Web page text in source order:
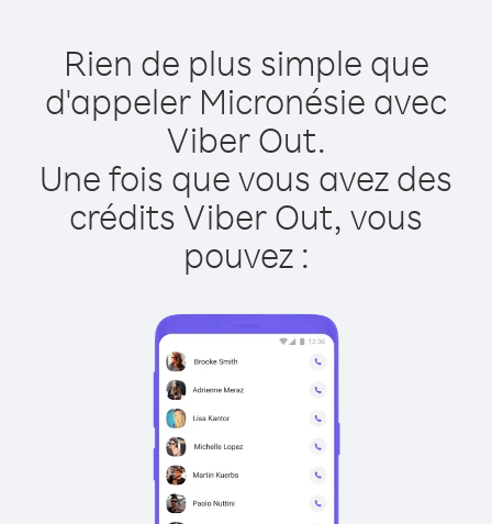
Rien de plus simple que
d'appeler Micronésie avec
Viber Out.
Une fois que vous avez des
crédits Viber Out, vous
pouvez :